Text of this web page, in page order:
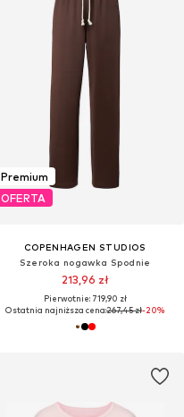
Premium
OFERTA
COPENHAGEN STUDIOS
Szeroka nogawka Spodnie
213,96 zł
Pierwotnie: 719,90 zł
Ostatnia najniższa cena:267,45 zł-20%